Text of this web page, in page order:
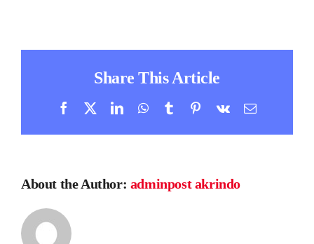
Share This Article
Facebook LinkedInWhatsApp
TumblrPinterest
Vk Email
About the Author: adminpost akrindo